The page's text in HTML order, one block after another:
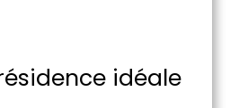
idéale